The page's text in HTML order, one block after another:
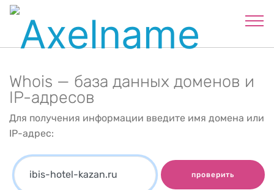
Whois — база данных доменов и
IP-адресов
Для получения информации введите имя домена или
IP-адрес:
проверить